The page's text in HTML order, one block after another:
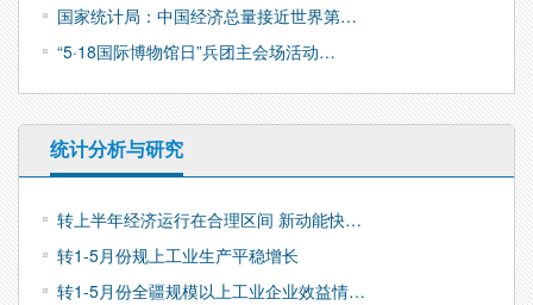
国家统计局：中国经济总量接近世界第…
“5·18国际博物馆日”兵团主会场活动…
统计分析与研究
转上半年经济运行在合理区间 新动能快…
转1-5月份规上工业生产平稳增长
转1-5月份全疆规模以上工业企业效益情…